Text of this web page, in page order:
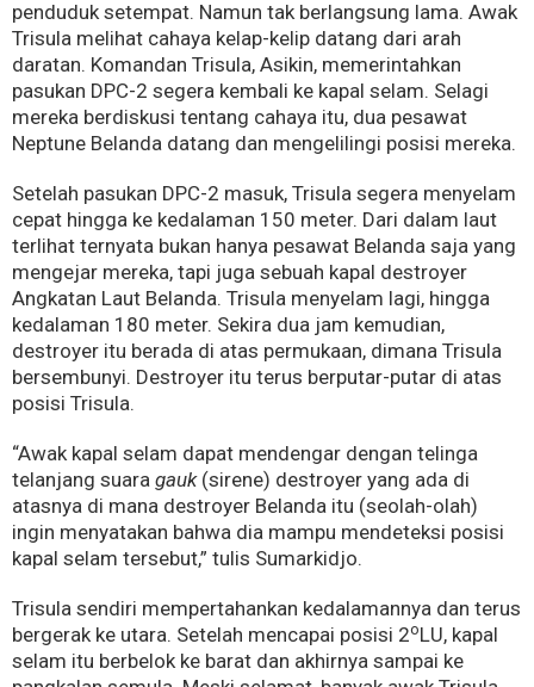
penduduk setempat. Namun tak berlangsung lama. Awak
Trisula melihat cahaya kelap-kelip datang dari arah
daratan. Komandan Trisula, Asikin, memerintahkan
pasukan DPC-2 segera kembali ke kapal selam. Selagi
mereka berdiskusi tentang cahaya itu, dua pesawat
Neptune Belanda datang dan mengelilingi posisi mereka.
Setelah pasukan DPC-2 masuk, Trisula segera menyelam
cepat hingga ke kedalaman 150 meter. Dari dalam laut
terlihat ternyata bukan hanya pesawat Belanda saja yang
mengejar mereka, tapi juga sebuah kapal destroyer
Angkatan Laut Belanda. Trisula menyelam lagi, hingga
kedalaman 180 meter. Sekira dua jam kemudian,
destroyer itu berada di atas permukaan, dimana Trisula
bersembunyi. Destroyer itu terus berputar-putar di atas
posisi Trisula.
“Awak kapal selam dapat mendengar dengan telinga
telanjang suara gauk(sirene) destroyer yang ada di
atasnya di mana destroyer Belanda itu (seolah-olah)
ingin menyatakan bahwa dia mampu mendeteksi posisi
kapal selam tersebut,” tulis Sumarkidjo.
Trisula sendiri mempertahankan kedalamannya dan terus
bergerak ke utara. Setelah mencapai posisi 2oLU, kapal
selam itu berbelok ke barat dan akhirnya sampai ke